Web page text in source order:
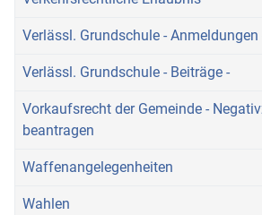
Verlässl. Grundschule - Anmeldungen
Verlässl. Grundschule - Beiträge -
Vorkaufsrecht der Gemeinde -
beantragen
Waffenangelegenheiten
Wahlen